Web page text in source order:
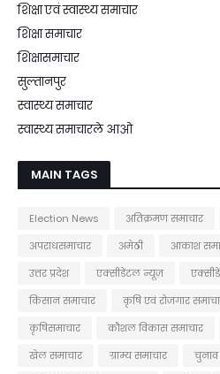
शिक्षा एवं स्वास्थ्य समाचार
शिक्षा समाचार
शिक्षासमाचार
सुल्तानपुर
स्वास्थ्य समाचार
स्वास्थ्य समाचारले आओ
MAIN TAGS
Election News अतिक्रमण समाचार
अपराधसमाचार
अमेठी आकाश
उत्तर प्रदेश
एक्सीडेंटल न्यूज़
किसान समाचार
कृषि एवं रोजगार
कृषिसमाचार
कौशल विकास समाचार
खेल समाचार
ग्राम्य समाचार चुनाव